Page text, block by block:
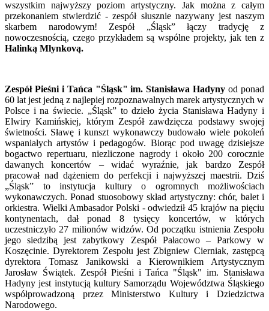
wszystkim najwyższy poziom artystyczny. Jak można z całym
przekonaniem stwierdzić - zespół słusznie nazywany jest naszym
skarbem narodowym! Zespół „Śląsk” łączy tradycję z
nowoczesnością, czego przykładem są wspólne projekty, jak ten z
Halinką Mlynkovą.
Zespół Pieśni i Tańca "Śląsk" im. Stanisława Hadyny od ponad
60 lat jest jedną z najlepiej rozpoznawalnych marek artystycznych w
Polsce i na świecie. „Śląsk” to dzieło życia Stanisława Hadyny i
Elwiry Kamińskiej, którym Zespół zawdzięcza podstawy swojej
świetności. Sławę i kunszt wykonawczy budowało wiele pokoleń
wspaniałych artystów i pedagogów. Biorąc pod uwagę dzisiejsze
bogactwo repertuaru, niezliczone nagrody i około 200 corocznie
dawanych koncertów – widać wyraźnie, jak bardzo Zespół
pracował nad dążeniem do perfekcji i najwyższej maestrii. Dziś
„Śląsk” to instytucja kultury o ogromnych możliwościach
wykonawczych. Ponad stuosobowy skład artystyczny: chór, balet i
orkiestra. Wielki Ambasador Polski - odwiedził 45 krajów na pięciu
kontynentach, dał ponad 8 tysięcy koncertów, w których
uczestniczyło 27 milionów widzów. Od początku istnienia Zespołu
jego siedzibą jest zabytkowy Zespół Pałacowo – Parkowy w
Koszęcinie. Dyrektorem Zespołu jest Zbigniew Cierniak, zastępcą
dyrektora Tomasz Janikowski a Kierownikiem Artystycznym
Jarosław Świątek. Zespół Pieśni i Tańca "Śląsk" im. Stanisława
Hadyny jest instytucją kultury Samorządu Województwa Śląskiego
współprowadzoną przez Ministerstwo Kultury i Dziedzictwa
Narodowego.